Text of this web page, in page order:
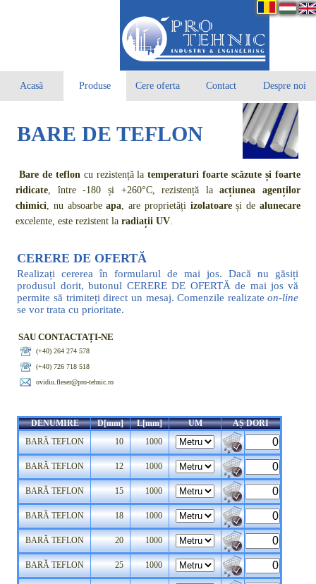
Acasă Produse Cere oferta Contact Despre noi
BARE DE TEFLON
Bare de tefloncu rezistență latemperaturi foarte scăzute și foarte
ridicate, între -180 și +260°C, rezistență laacțiunea agenților
chimici, nu absoarbeapa, are proprietăți izolatoareși de alunecare
excelente, este rezistent laradiații UV.
CERERE DE OFERTĂ
Realizați cererea în formularul de mai jos. Dacă nu găsiți
produsul dorit, butonul CERERE DE OFERTĂ de mai jos vă
permite să trimiteți direct un mesaj. Comenzile realizateon-line
se vor trata cu prioritate.
SAU CONTACTAȚI-NE
(+40) 264 274 578
(+40) 726 718 518
ovidiu.fleser@pro-tehnic.ro
DENUMIRE D[mm] L[mm] UM
AȘ DORI
BARĂ TEFLON
10 1000
BARĂ TEFLON 12 1000
BARĂ TEFLON 15 1000
BARĂ TEFLON 18 1000
BARĂ TEFLON 20 1000
BARĂ TEFLON 25 1000